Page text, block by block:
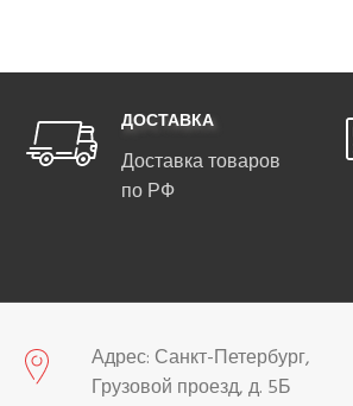
ДОСТАВКА
Доставка товаров
по РФ
Адрес: Санкт-Петербург,
Грузовой проезд, д. 5Б